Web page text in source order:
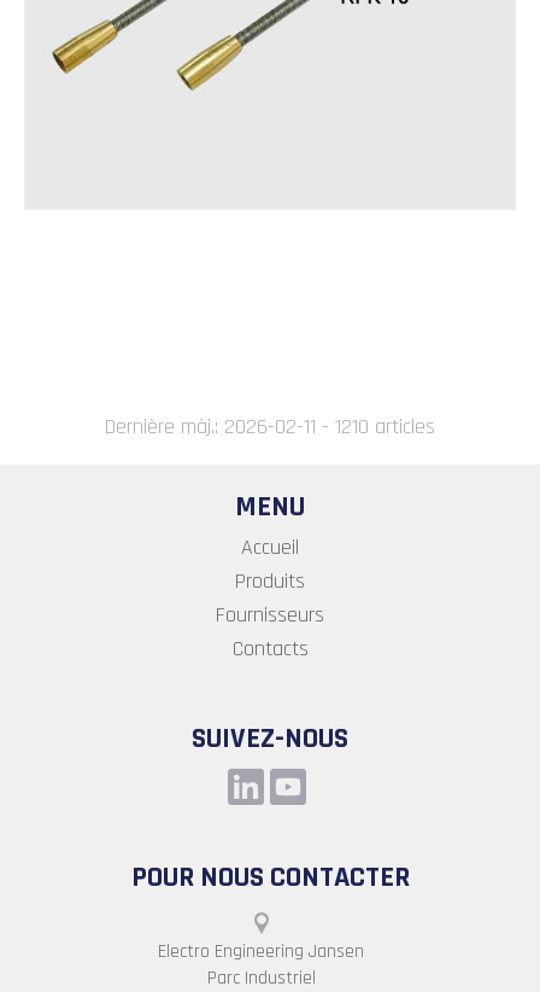
Dernière màj.: 2026-02-11 - 1210 articles
MENU
Accueil
Produits
Fournisseurs
Contacts
SUIVEZ-NOUS
POUR NOUS CONTACTER
Electro Engineering Jansen
Parc Industriel